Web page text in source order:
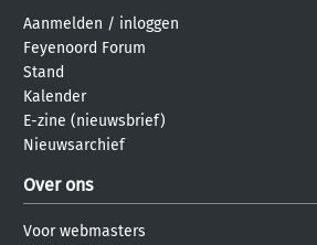
Aanmelden / inloggen
Feyenoord Forum
Stand
Kalender
E-zine (nieuwsbrief)
Nieuwsarchief
Over ons
Voor webmasters